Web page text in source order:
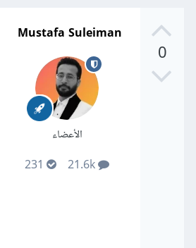
0
Mustafa Suleiman
الأعضاء